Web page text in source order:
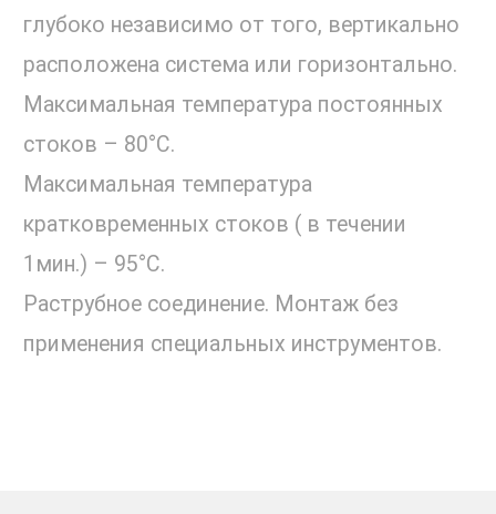
глубоко независимо от того, вертикально
расположена система или горизонтально.
Максимальная температура постоянных
стоков – 80°С.
Максимальная температура
кратковременных стоков ( в течении
1мин.) – 95°С.
Раструбное соединение. Монтаж без
применения специальных инструментов.